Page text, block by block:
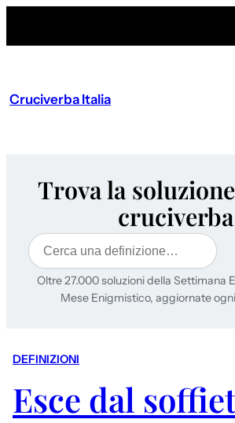
Cruciverba Italia
Trova la
cruciverba
Cerca
Oltre 27.000 soluzioni della Settimana
Mese Enigmistico, aggiornate
DEFINIZIONI
Esce dal